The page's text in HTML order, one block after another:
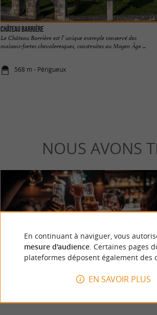
Château Barrière
Le Château Barrière est l’ unique exemple conservé des
maisons-fortes chevaleresques, construites au Moyen Âge ...
568 m - Périgueux
NOUS AVONS
Où boire un verre le soir à Périgueux : les
Festive
En continuant à naviguer, vous
mesure d'audience. Certaines pages
plateformes déposent également des
EN SAVOIR PLUS